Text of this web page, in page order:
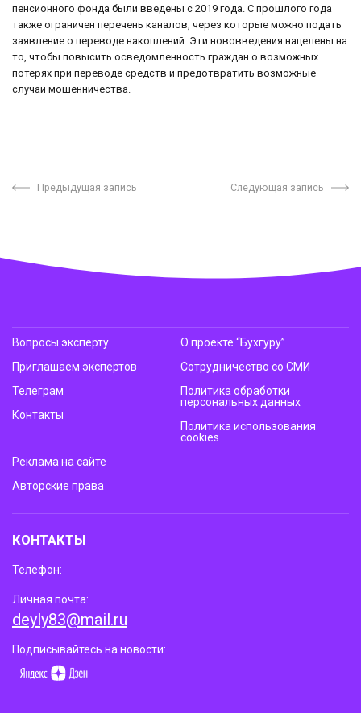
пенсионного фонда были введены с 2019 года. С прошлого года
также ограничен перечень каналов, через которые можно подать
заявление о переводе накоплений. Эти нововведения нацелены на
то, чтобы повысить осведомленность граждан о возможных
потерях при переводе средств и предотвратить возможные
случаи мошенничества.
Предыдущая запись Следующая запись
Вопросы эксперту
Приглашаем экспертов
Телеграм
Контакты
О проекте “Бухгуру”
Сотрудничество со СМИ
Политика обработки
персональных данных
Политика использования
cookies
Реклама на сайте
Авторские права
КОНТАКТЫ
Телефон:
Личная почта:
deyly83@mail.ru
Подписывайтесь на новости: